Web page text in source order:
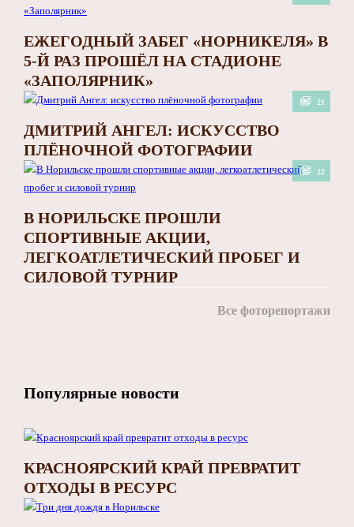
ЕЖЕГОДНЫЙ ЗАБЕГ «НОРНИКЕЛЯ» В
5-Й РАЗ ПРОШЁЛ НА СТАДИОНЕ
«ЗАПОЛЯРНИК»
21
ДМИТРИЙ АНГЕЛ: ИСКУССТВО
ПЛЁНОЧНОЙ ФОТОГРАФИИ
22
В НОРИЛЬСКЕ ПРОШЛИ
СПОРТИВНЫЕ АКЦИИ,
ЛЕГКОАТЛЕТИЧЕСКИЙ ПРОБЕГ И
СИЛОВОЙ ТУРНИР
Все фоторепортажи
Популярные новости
КРАСНОЯРСКИЙ КРАЙ ПРЕВРАТИТ
ОТХОДЫ В РЕСУРС